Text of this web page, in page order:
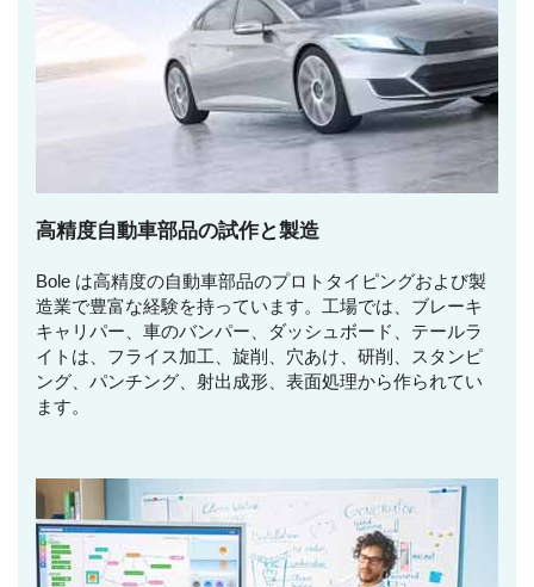
高精度自動車部品の試作と製造
Bole は高精度の自動車部品のプロトタイピングおよび製
造業で豊富な経験を持っています。工場では、ブレーキ
キャリパー、車のバンパー、ダッシュボード、テールラ
イトは、フライス加工、旋削、穴あけ、研削、スタンピ
ング、パンチング、射出成形、表面処理から作られてい
ます。